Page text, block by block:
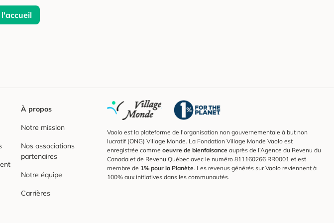
À propos
Notre mission
Nos associations
partenaires
Notre équipe
Carrières
Vaolo est la plateforme de l'organisation non gouvernementale à but non
lucratif (ONG) Village Monde. La Fondation Village Monde Vaolo est
enregistrée comme oeuvre de bienfaisance auprès de l’Agence du Revenu du
Canada et de Revenu Québec avec le numéro 811160266 RR0001 et est
membre de 1% pour la Planète. Les revenus générés sur Vaolo reviennent à
100% aux initiatives dans les communautés.